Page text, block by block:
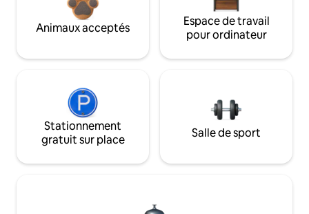
Animaux acceptés
Espace de travail
pour ordinateur
Stationnement
gratuit sur place
Salle de sport